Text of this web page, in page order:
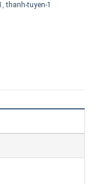
,thanh-tuyen-1